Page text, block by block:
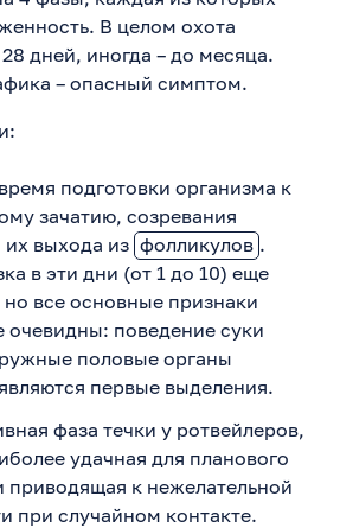
В целом охота
дней, иногда – до месяца.
– опасный симптом.
подготовки организма к
зачатию, созревания
их выхода из фолликулов .
в эти дни (от 1 до 10) еще
все основные признаки
очевидны: поведение суки
половые органы
первые выделения.
фаза течки у ротвейлеров,
удачная для планового
приводящая к нежелательной
при случайном контакте.